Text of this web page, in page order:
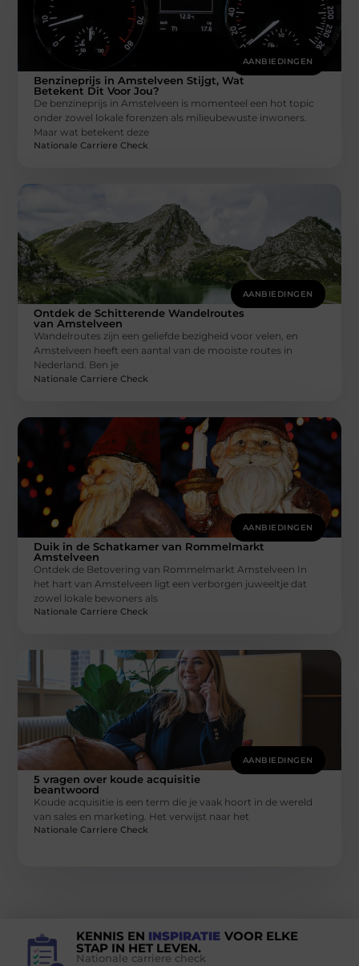
AANBIEDINGEN
Benzineprijs in Amstelveen Stijgt, Wat
Betekent Dit Voor Jou?
De benzineprijs in Amstelveen is momenteel een hot topic
onder zowel lokale forenzen als milieubewuste inwoners.
Maar wat betekent deze
Nationale Carriere Check
AANBIEDINGEN
Ontdek de Schitterende Wandelroutes
van Amstelveen
Wandelroutes zijn een geliefde bezigheid voor velen, en
Amstelveen heeft een aantal van de mooiste routes in
Nederland. Ben je
Nationale Carriere Check
AANBIEDINGEN
Duik in de Schatkamer van Rommelmarkt
Amstelveen
Ontdek de Betovering van Rommelmarkt Amstelveen In
het hart van Amstelveen ligt een verborgen juweeltje dat
zowel lokale bewoners als
Nationale Carriere Check
AANBIEDINGEN
5 vragen over koude acquisitie
beantwoord
Koude acquisitie is een term die je vaak hoort in de wereld
van sales en marketing. Het verwijst naar het
Nationale Carriere Check
KENNIS EN INSPIRATIE VOOR ELKE
STAP IN HET LEVEN.
Nationale carriere check